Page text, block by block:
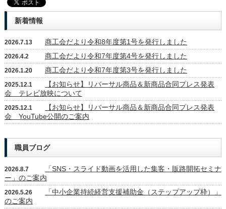
新着情報
2026.7.13 商工会だより令和8年度第1号を発行しました
2026.4.2 商工会だより令和7年度第4号を発行しました
2026.1.20 商工会だより令和7年度第3号を発行しました
2025.12.1
【お知らせ】リバーサル商品＆新商品合同プレス発表
会 テレビ放映について
2025.12.1
【お知らせ】リバーサル商品＆新商品合同プレス発表
会 YouTube公開のご案内
職員ブログ
2026.8.7
「SNS・スライド動画を活用した集客・販路開拓セミナ
ー」のご案内
2026.5.26
「中小企業持続経営支援補助金（ステップアップ枠）」
のご案内